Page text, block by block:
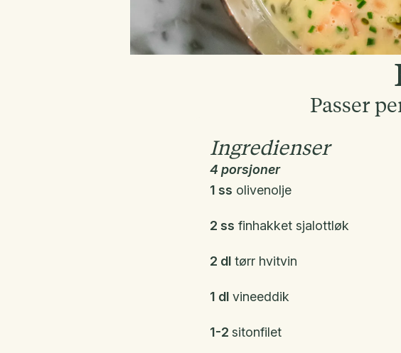
Passer
Ingredienser
4 porsjoner
1 ss olivenolje
2 ss finhakket sjalottløk
2 dltørr hvitvin
1 dlvineeddik
1-2 sitonfilet